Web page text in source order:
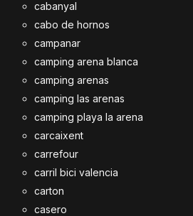
cabanyal
cabo de hornos
campanar
camping arena blanca
camping arenas
camping las arenas
camping playa la arena
carcaixent
carrefour
carril bici valencia
carton
casero